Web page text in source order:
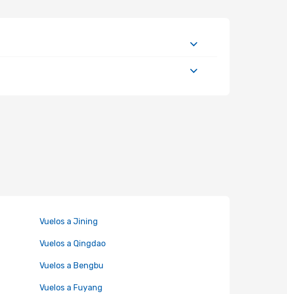
Vuelos a Jining
Vuelos a Qingdao
Vuelos a Bengbu
Vuelos a Fuyang